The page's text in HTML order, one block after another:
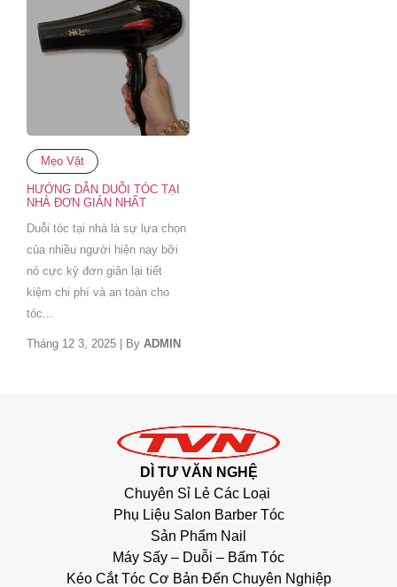
Mẹo Vặt
HƯỚNG DẪN DUỖI TÓC TẠI
NHÀ ĐƠN GIẢN NHẤT
Duỗi tóc tại nhà là sự lựa chọn
của nhiều người hiện nay bỡi
nó cực kỳ đơn giản lại tiết
kiệm chi phí và an toàn cho
tóc...
Tháng 12 3, 2025 By ADMIN
DÌ TƯ VĂN NGHỆ
Chuyên Sỉ Lẻ Các Loại
Phụ Liệu Salon Barber Tóc
Sản Phẩm Nail
Máy Sấy – Duỗi – Bấm Tóc
Kéo Cắt Tóc Cơ Bản Đến Chuyên Nghiệp